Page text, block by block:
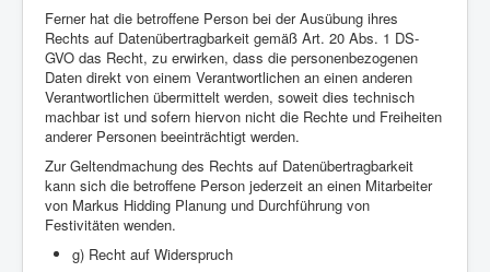
Ferner hat die betroffene Person bei der Ausübung ihres
Rechts auf Datenübertragbarkeit gemäß Art. 20 Abs. 1 DS-
GVO das Recht, zu erwirken, dass die personenbezogenen
Daten direkt von einem Verantwortlichen an einen anderen
Verantwortlichen übermittelt werden, soweit dies technisch
machbar ist und sofern hiervon nicht die Rechte und Freiheiten
anderer Personen beeinträchtigt werden.
Zur Geltendmachung des Rechts auf Datenübertragbarkeit
kann sich die betroffene Person jederzeit an einen Mitarbeiter
von Markus Hidding Planung und Durchführung von
Festivitäten wenden.
g) Recht auf Widerspruch